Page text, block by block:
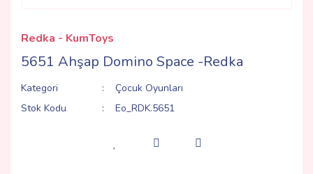
Redka - KumToys
5651 Ahşap Domino Space -Redka
Kategori
Çocuk Oyunları
Stok Kodu
Eo_RDK.5651